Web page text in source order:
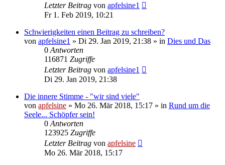
Letzter Beitrag von apfelsine1
Fr 1. Feb 2019, 10:21
Schwierigkeiten einen Beitrag zu schreiben?
von apfelsine1 » Di 29. Jan 2019, 21:38 » in Dies und Das
0Antworten
116871 Zugriffe
Letzter Beitrag von apfelsine1
Di 29. Jan 2019, 21:38
Die innere Stimme - "wir sind viele"
von apfelsine » Mo 26. Mär 2018, 15:17 » in Rund um die
Seele... Schöpfer sein!
0Antworten
123925 Zugriffe
Letzter Beitrag von apfelsine
Mo 26. Mär 2018, 15:17